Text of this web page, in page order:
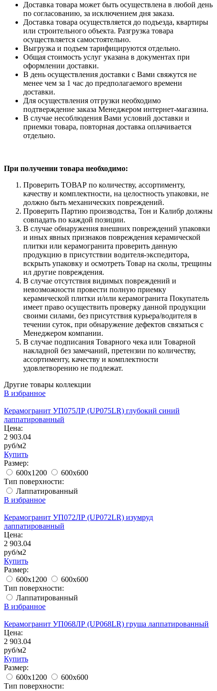
Доставка товара может быть осуществлена в любой день
по согласованию, за исключением дня заказа.
Доставка товара осуществляется до подъезда, квартиры
или строительного объекта. Разгрузка товара
осуществляется самостоятельно.
Выгрузка и подъем тарифицируются отдельно.
Общая стоимость услуг указана в документах при
оформлении доставки.
В день осуществления доставки с Вами свяжутся не
менее чем за 1 час до предполагаемого времени
доставки.
Для осуществления отгрузки необходимо
подтверждение заказа Менеджером интернет-магазина.
В случае несоблюдения Вами условий доставки и
приемки товара, повторная доставка оплачивается
отдельно.
При получении товара необходимо:
Проверить ТОВАР по количеству, ассортименту,
качеству и комплектности, на целостность упаковки, не
должно быть механических повреждений.
Проверить Партию производства, Тон и Калибр должны
совпадать по каждой позиции.
В случае обнаружения внешних повреждений упаковки
и иных явных признаков повреждения керамической
плитки или керамогранита проверить данную
продукцию в присутствии водителя-экспедитора,
вскрыть упаковку и осмотреть Товар на сколы, трещины
ил другие повреждения.
В случае отсутствия видимых повреждений и
невозможности провести полную приемку
керамической плитки и/или керамогранита Покупатель
имеет право осуществить проверку данной продукции
своими силами, без присутствия курьера/водителя в
течении суток, при обнаружение дефектов связаться с
Менеджером компании.
В случае подписания Товарного чека или Товарной
накладной без замечаний, претензии по количеству,
ассортименту, качеству и комплектности
удовлетворению не подлежат.
Другие товары коллекции
В избранное
Керамогранит УП075ЛР (UP075LR) глубокий синий
лаппатированный
Цена:
2 903.04
руб/м2
Купить
Размер:
600x1200
600x600
Тип поверхности:
Лаппатированный
В избранное
Керамогранит УП072ЛР (UP072LR) изумруд
лаппатированный
Цена:
2 903.04
руб/м2
Купить
Размер:
600x1200
600x600
Тип поверхности:
Лаппатированный
В избранное
Керамогранит УП068ЛР (UP068LR) груша лаппатированный
Цена:
2 903.04
руб/м2
Купить
Размер:
600x1200
600x600
Тип поверхности: